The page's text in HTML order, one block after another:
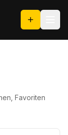
Favoriten